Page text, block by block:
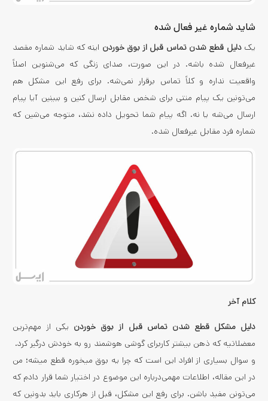
شاید شماره غیر فعال شده
یکدلیل قطع شدن تماس قبل از بوق خوردن اینه که شاید شماره مقصد
غیرفعال شده باشه. در این صورت، صدای زنگی که می‌شنوین اصلاً
واقعیت نداره و کلاً تماس برقرار نمی‌شه. برای رفع این مشکل هم
می‌تونین یک پیام متنی برای شخص مقابل ارسال کنین و ببینین آیا پیام
ارسال می‌شه یا نه. اگه پیام شما تحویل داده نشد، متوجه می‌شین که
شماره فرد مقابل غیرفعال شده.
کلام آخر
دلیل مشکل قطع شدن تماس قبل از بوق خوردن یکی از مهم‌ترین
معضلاتیه که ذهن بیشتر کاربرای گوشی هوشمند رو به خودش درگیر کرد.
و سوال بسیاری از افراد این است که چرا یه بوق میخوره قطع میشه؛ من
در این مقاله، اطلاعات مهمی‌درباره این موضوع در اختیار شما قرار دادم که
می‌تونن مفید باشن. برای رفع این مشکل، قبل از هرکاری باید بدونین که